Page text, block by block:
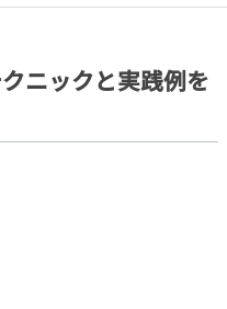
ニックと実践例を